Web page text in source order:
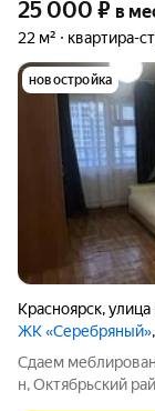
25 000 ₽ в
22 м² квартира-
новостройка
Красноярск,улица
ЖК «Серебряный»
Сдаем
н, Октябрьский